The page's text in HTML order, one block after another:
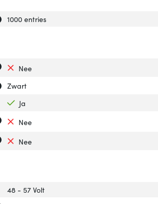
Uitleg over 'MAC-adrestabel'
Verberg uitleg over 'MAC-adrestabel'
1000 entries
Uitleg over 'Rack-montage'
Verberg uitleg over 'Rack-montage'
Nee
Uitleg over 'Kleur van het product'
Verberg uitleg over 'Kleur van het product'
Zwart
Ja
Uitleg over 'Vandaalbestendig'
Verberg uitleg over 'Vandaalbestendig'
Nee
Uitleg over 'Geschikt voor buitengebruik'
Verberg uitleg over 'Geschikt voor buitengebruik'
Nee
48 - 57 Volt